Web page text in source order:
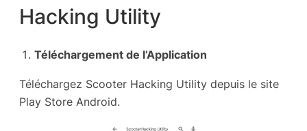
Hacking Utility
Téléchargement de l’Application
Téléchargez Scooter Hacking Utility depuis le site
Play Store Android.